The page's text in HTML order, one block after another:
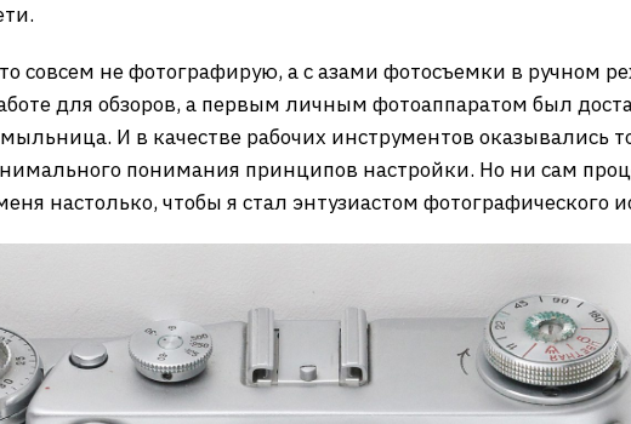
совсем не фотографирую, а с азами фотосъемки в ручном
для обзоров, а первым личным фотоаппаратом был
И в качестве рабочих инструментов оказывались то
понимания принципов настройки. Но ни сам
настолько, чтобы я стал энтузиастом фотографического